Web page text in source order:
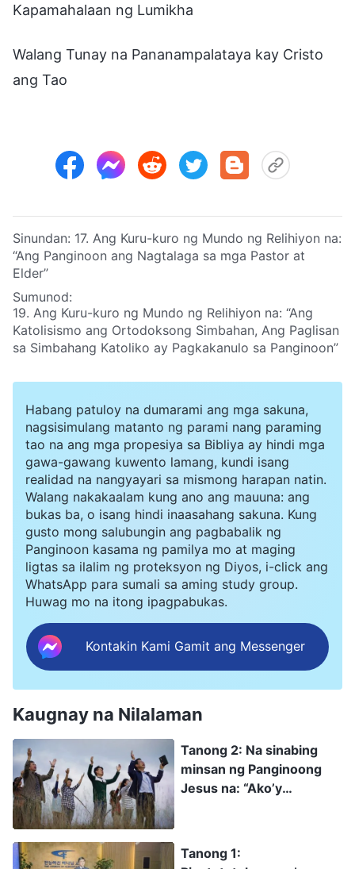
Kapamahalaan ng Lumikha
Walang Tunay na Pananampalataya kay Cristo
ang Tao
Sinundan: 17. Ang Kuru-kuro ng Mundo ng Relihiyon na:
“Ang Panginoon ang Nagtalaga sa mga Pastor at
Elder”
Sumunod:
19. Ang Kuru-kuro ng Mundo ng Relihiyon na: “Ang
Katolisismo ang Ortodoksong Simbahan, Ang Paglisan
sa Simbahang Katoliko ay Pagkakanulo sa Panginoon”
Habang patuloy na dumarami ang mga sakuna,
nagsisimulang matanto ng parami nang paraming
tao na ang mga propesiya sa Bibliya ay hindi mga
gawa-gawang kuwento lamang, kundi isang
realidad na nangyayari sa mismong harapan natin.
Walang nakakaalam kung ano ang mauuna: ang
bukas ba, o isang hindi inaasahang sakuna. Kung
gusto mong salubungin ang pagbabalik ng
Panginoon kasama ng pamilya mo at maging
ligtas sa ilalim ng proteksyon ng Diyos, i-click ang
WhatsApp para sumali sa aming study group.
Huwag mo na itong ipagpabukas.
Kontakin Kami Gamit ang Messenger
Kaugnay na Nilalaman
Tanong 2: Na sinabing
minsan ng Panginoong
Jesus na: “Ako’y
dakong kalalagyan. At
kung Ako’y pumaroon at
Tanong 1: